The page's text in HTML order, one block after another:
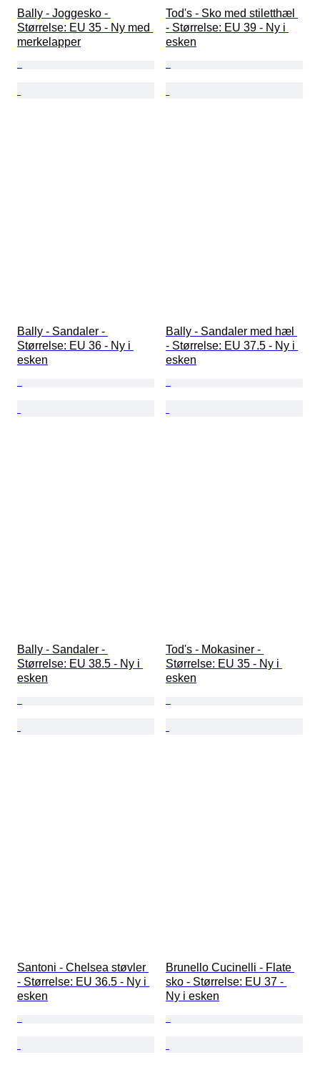
Bally - Joggesko -
Størrelse: EU 35 - Ny med
merkelapper
Tod's - Sko med stiletthæl
- Størrelse: EU 39 - Ny i
esken
Bally - Sandaler -
Størrelse: EU 36 - Ny i
esken
Bally - Sandaler med hæl
- Størrelse: EU 37.5 - Ny i
esken
Bally - Sandaler -
Størrelse: EU 38.5 - Ny i
esken
Tod's - Mokasiner -
Størrelse: EU 35 - Ny i
esken
Santoni - Chelsea støvler
- Størrelse: EU 36.5 - Ny i
esken
Brunello Cucinelli - Flate
sko - Størrelse: EU 37 -
Ny i esken